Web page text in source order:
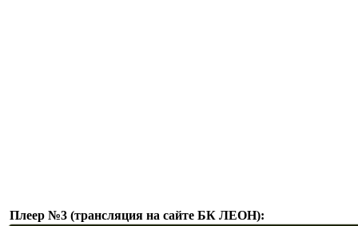
Плеер №3 (трансляция на сайте БК ЛЕОН):